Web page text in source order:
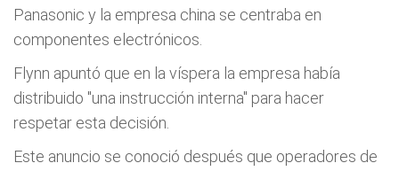
Panasonic y la empresa china se centraba en
componentes electrónicos.
Flynn apuntó que en la víspera la empresa había
distribuido "una instrucción interna" para hacer
respetar esta decisión.
Este anuncio se conoció después que operadores de